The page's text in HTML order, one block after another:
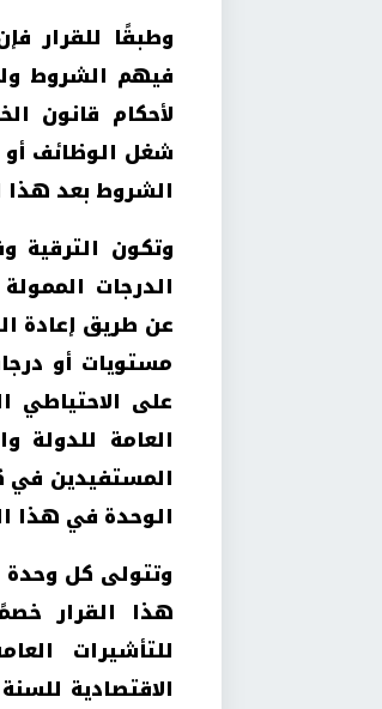
وطبقًا للقرار
لأحكام قانون
شغل الوظائف أو
الشروط بعد هذا
وتكون الترقية
الدرجات
عن طريق إعادة
مستويات أو
على الاحتياطي
العامة للدولة
المستفيدين
الوحدة في هذا
وتتولى كل وحدة
هذا القرار
للتأشيرات